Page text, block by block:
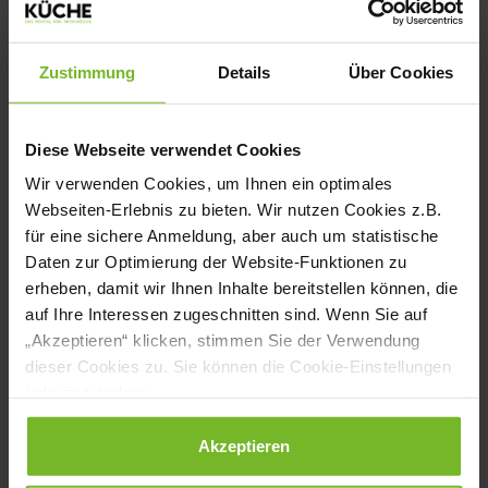
Zustimmung Details Über Cookies
Diese Webseite verwendet Cookies
Wir verwenden Cookies, um Ihnen ein optimales
Webseiten-Erlebnis zu bieten. Wir nutzen Cookies z.B.
für eine sichere Anmeldung, aber auch um statistische
Daten zur Optimierung der Website-Funktionen zu
erheben, damit wir Ihnen Inhalte bereitstellen können, die
auf Ihre Interessen zugeschnitten sind. Wenn Sie auf
„Akzeptieren“ klicken, stimmen Sie der Verwendung
dieser Cookies zu. Sie können die Cookie-Einstellungen
Datenschutzerklärung|Impressum
Akzeptieren
enthalten (pflanzliches) Hanfprotein und
verfügen über eine krosse, ofenfertige
Feldschnitzel versprechen
Gelingsicherheit. Ob auf der Griddle-Platte,
in Pfanne, Fritteuse, Combi-Dämpfer oder
High-Speed-Ofen – verarbeitet werden
können sie genauso wie ein paniertes
Schnitzel aus Fleisch, vorab ist kein
Auftauen nötig. Auch in der Zubereitung
sind keine Grenzen gesetzt: Klassisches
Jägerschnitzel mit Kroketten oder ein